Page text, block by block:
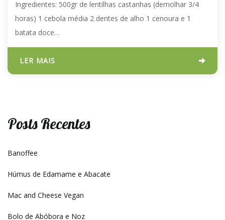
Ingredientes: 500gr de lentilhas castanhas (demolhar 3/4
horas) 1 cebola média 2 dentes de alho 1 cenoura e 1
batata doce…
LER MAIS
Posts Recentes
Banoffee
Húmus de Edamame e Abacate
Mac and Cheese Vegan
Bolo de Abóbora e Noz